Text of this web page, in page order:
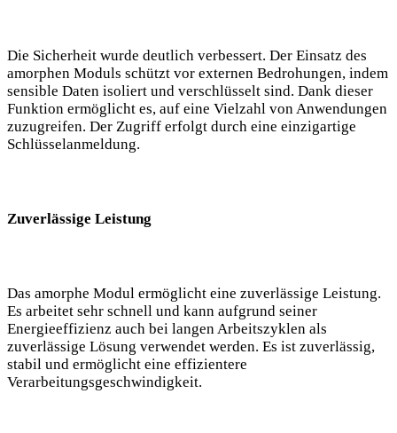
Die Sicherheit wurde deutlich verbessert. Der Einsatz des
amorphen Moduls schützt vor externen Bedrohungen, indem
sensible Daten isoliert und verschlüsselt sind. Dank dieser
Funktion ermöglicht es, auf eine Vielzahl von Anwendungen
zuzugreifen. Der Zugriff erfolgt durch eine einzigartige
Schlüsselanmeldung.
Zuverlässige Leistung
Das amorphe Modul ermöglicht eine zuverlässige Leistung.
Es arbeitet sehr schnell und kann aufgrund seiner
Energieeffizienz auch bei langen Arbeitszyklen als
zuverlässige Lösung verwendet werden. Es ist zuverlässig,
stabil und ermöglicht eine effizientere
Verarbeitungsgeschwindigkeit.